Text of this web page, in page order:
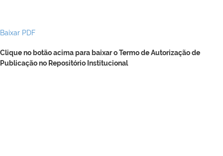
Baixar PDF
Clique no botão acima para baixar o Termo de Autorização de
Publicação no Repositório Institucional